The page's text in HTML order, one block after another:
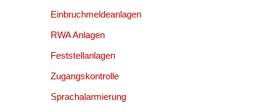
Einbruchmeldeanlagen
RWA Anlagen
Feststellanlagen
Zugangskontrolle
Sprachalarmierung